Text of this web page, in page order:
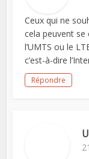
Ceux qui ne
cela peuvent
l’UMTS ou le
c’est-à-dire
Répondre